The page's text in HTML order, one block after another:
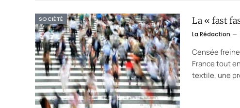
SOCIÉTÉ La « fast
La Rédaction
Censée
France tout
textile, une